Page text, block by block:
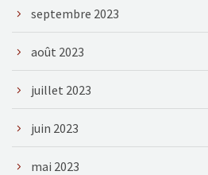
septembre 2023
août 2023
juillet 2023
juin 2023
mai 2023